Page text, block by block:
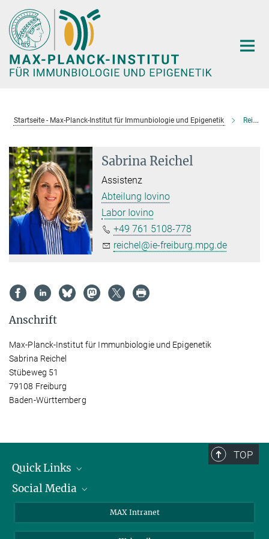
Hauptinhalt
Startseite - Max-Planck-Institut für Immunbiologie und Epigenetik Reichel, Sabrina
Sabrina Reichel
Assistenz
Abteilung Iovino
Labor Iovino
+49 761 5108-778
reichel@ie-freiburg.mpg.de
Anschrift
Max-Planck-Institut für Immunbiologie und Epigenetik
Sabrina Reichel
Stübeweg 51
79108 Freiburg
Baden-Württemberg
TOP
Quick Links
Forschungsgruppen
Social Media
MAX Intranet